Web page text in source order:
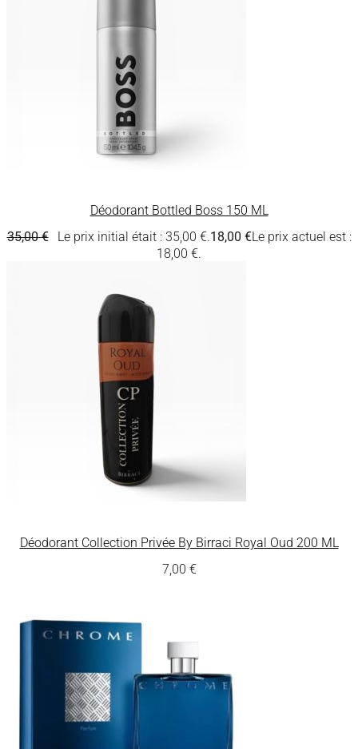
Déodorant Bottled Boss 150 ML
35,00€ Le prix initial était : 35,00 €.18,00 €Le prix actuel est :
18,00 €.
Déodorant Collection Privée By Birraci Royal Oud 200 ML
7,00 €